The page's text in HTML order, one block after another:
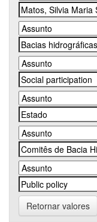
Retornar valores